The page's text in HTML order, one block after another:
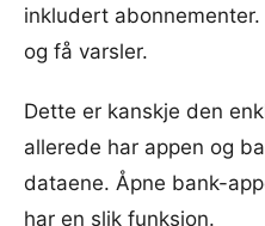
inkludert
og få varsler.
Dette er kanskje den
allerede har appen og
dataene. Åpne bank-
har en slik funksjon.